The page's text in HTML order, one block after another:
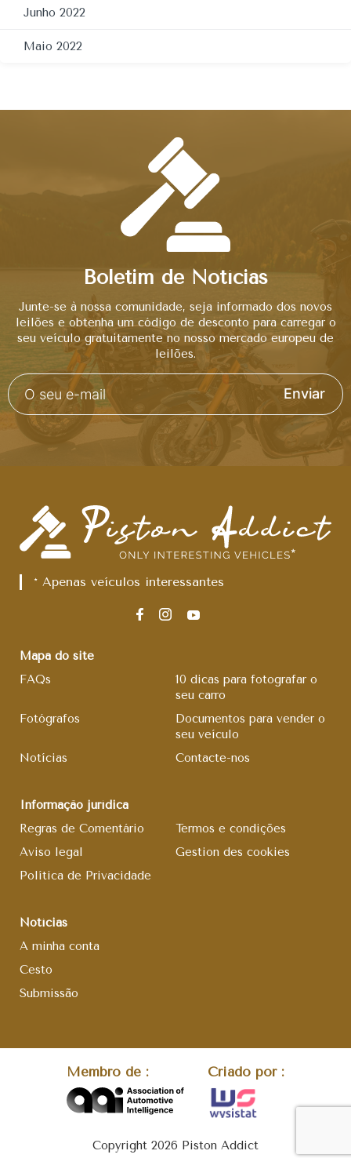
Junho 2022
Maio 2022
Boletim de Notícias
Junte-se à nossa comunidade, seja informado dos novos
leilões e obtenha um código de desconto para carregar o
seu veículo gratuitamente no nosso mercado europeu de
leilões.
Enviar
* Apenas veículos interessantes
Mapa do site
FAQs
10 dicas para fotografar o
seu carro
Fotógrafos
Documentos para vender o
seu veículo
Notícias
Contacte-nos
Informação jurídica
Regras de Comentário
Termos e condições
Aviso legal
Gestion des cookies
Política de Privacidade
Notícias
A minha conta
Cesto
Submissão
Membro de : Criado por :
Copyright 2026 Piston Addict